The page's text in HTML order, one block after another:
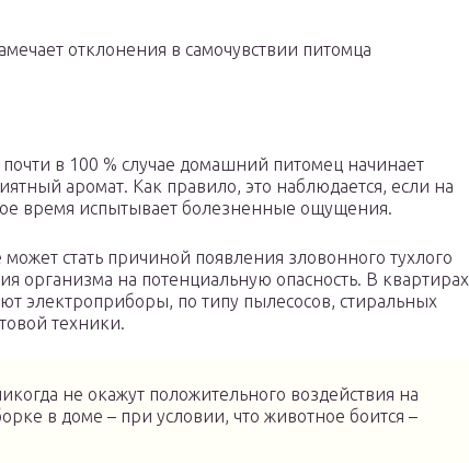
отклонения в самочувствии питомца
в 100 % случае домашний питомец начинает
аромат. Как правило, это наблюдается, если на
время испытывает болезненные ощущения.
стать причиной появления зловонного тухлого
организма на потенциальную опасность. В квартирах
электроприборы, по типу пылесосов, стиральных
техники.
не окажут положительного воздействия на
в доме – при условии, что животное боится –